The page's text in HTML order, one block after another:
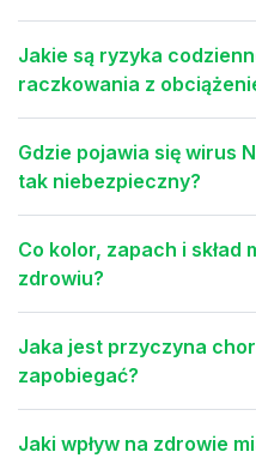
Jakie są ryzyka
raczkowania z
Gdzie pojawia się wirus
tak niebezpieczny?
Co kolor, zapach i skład
zdrowiu?
Jaka jest przyczyna
zapobiegać?
Jaki wpływ na zdrowie